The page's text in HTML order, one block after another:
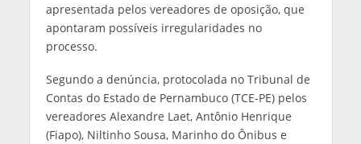
apresentada pelos vereadores de oposição, que
apontaram possíveis irregularidades no
processo.
Segundo a denúncia, protocolada no Tribunal de
Contas do Estado de Pernambuco (TCE-PE) pelos
vereadores Alexandre Laet, Antônio Henrique
(Fiapo), Niltinho Sousa, Marinho do Ônibus e